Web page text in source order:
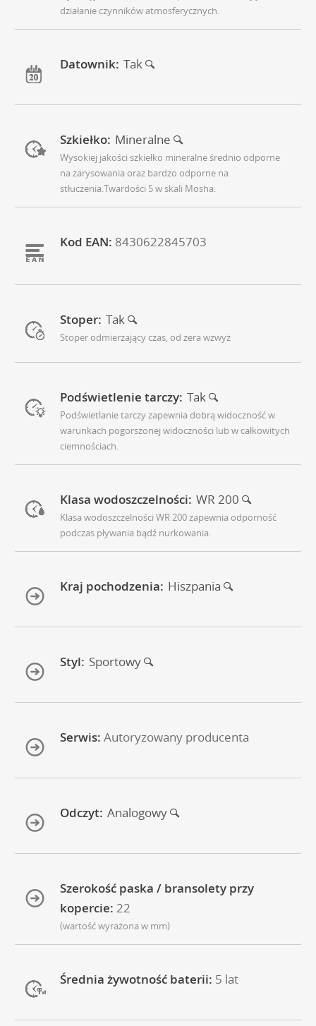
działanie czynników atmosferycznych.
Datownik: Tak
Szkiełko: Mineralne
Wysokiej jakości szkiełko mineralne średnio odporne
na zarysowania oraz bardzo odporne na
stłuczenia.Twardości 5 w skali Mosha.
Kod EAN: 8430622845703
Stoper: Tak
Stoper odmierzający czas, od zera wzwyż
Podświetlenie tarczy: Tak
Podświetlanie tarczy zapewnia dobrą widoczność w
warunkach pogorszonej widoczności lub w całkowitych
ciemnościach.
Klasa wodoszczelności: WR 200
Klasa wodoszczelności WR 200 zapewnia odporność
podczas pływania bądź nurkowania.
Kraj pochodzenia: Hiszpania
Styl: Sportowy
Serwis: Autoryzowany producenta
Odczyt: Analogowy
Szerokość paska / bransolety przy
kopercie: 22
(wartość wyrażona w mm)
Średnia żywotność baterii: 5 lat